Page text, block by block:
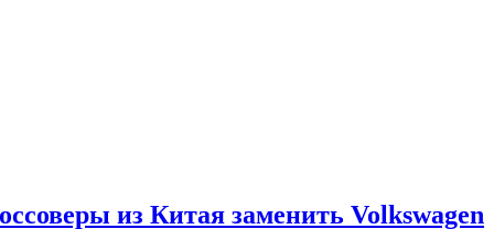
из Китая заменить Volkswagen